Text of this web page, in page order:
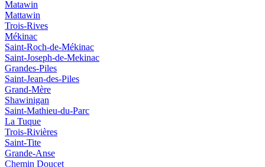
Matawin
Mattawin
Trois-Rives
Mékinac
Saint-Roch-de-Mékinac
Saint-Joseph-de-Mekinac
Grandes-Piles
Saint-Jean-des-Piles
Grand-Mère
Shawinigan
Saint-Mathieu-du-Parc
La Tuque
Trois-Rivières
Saint-Tite
Grande-Anse
Chemin Doucet